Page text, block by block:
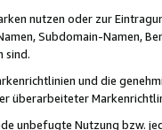
nutzen oder zur
Subdomain-Namen,
sind.
und die
überarbeiteter
unbefugte Nutzung bzw.